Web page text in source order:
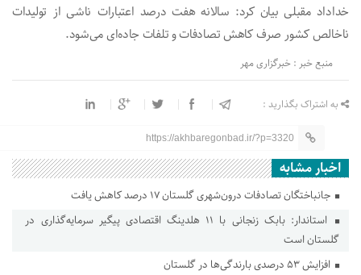
خداداد مقبلی بیان کرد: سالانه هفت درصد اعتبارات ناشی از تولیدات
ناخالص کشور صرف کاهش تصادفات و تلفات جاده‌ای می‌شود.
منبع خبر : خبرگزاری مهر
به اشتراک بگذارید :
https://akhbaregonbad.ir/?p=3320
اخبار مشابه
جانباختگان تصادفات درون‌شهری گلستان ۱۷ درصد کاهش یافت
استاندار: بابک زنجانی با ۱۱ هلدینگ اقتصادی پیگیر سرمایه‌گذاری در
گلستان است
افزایش ۵۳ درصدی بارندگی‌ها در گلستان